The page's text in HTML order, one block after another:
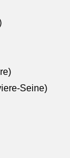
Seine)